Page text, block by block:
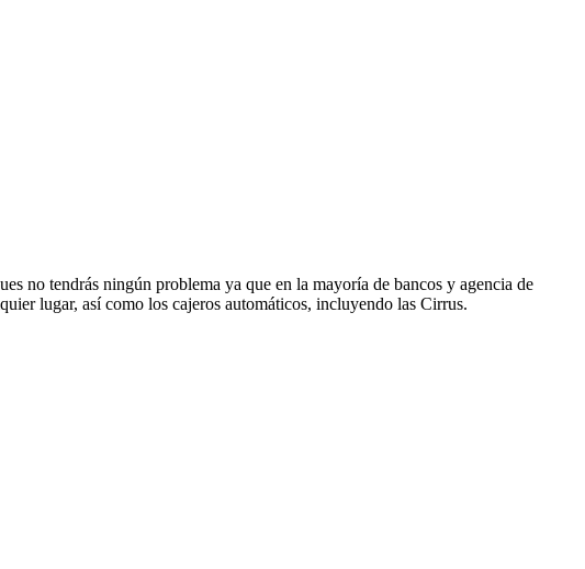
no tendrás ningún problema ya que en la mayoría de bancos y agencia de
lugar, así como los cajeros automáticos, incluyendo las Cirrus.